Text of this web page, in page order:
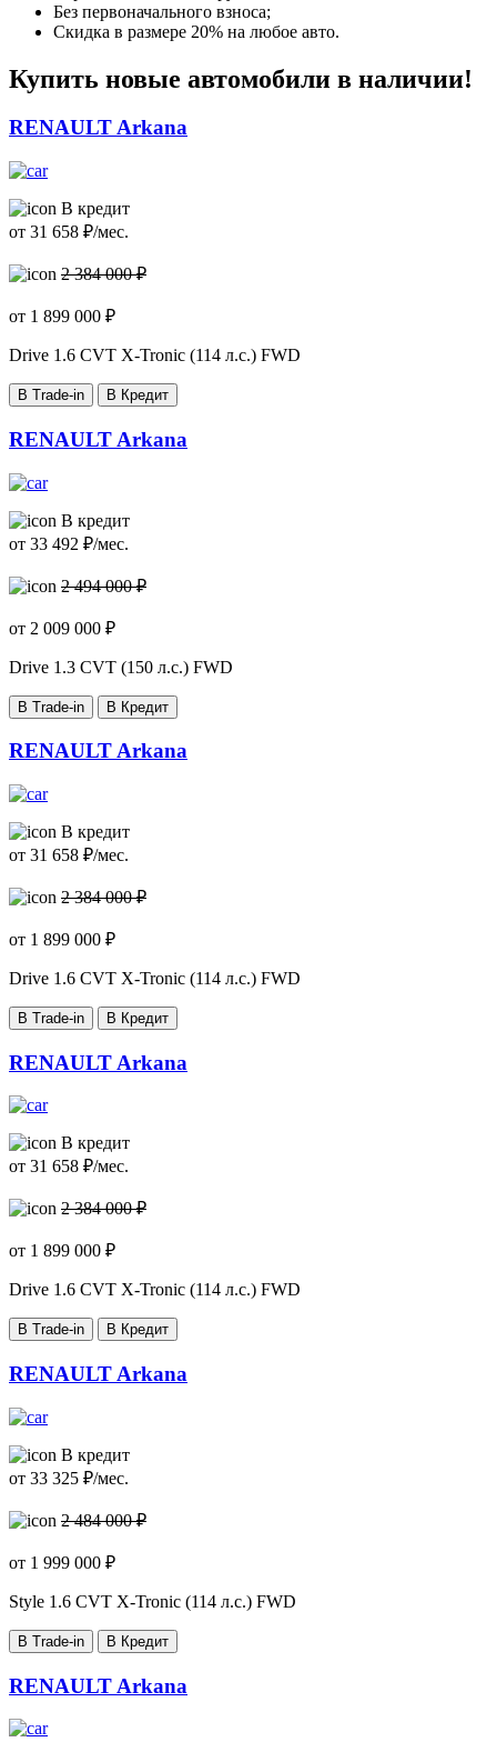
Без первоначального взноса;
Скидка в размере 20% на любое авто.
Купить новые автомобили в наличии!
RENAULT Arkana
В кредит
от 31 658 ₽/мес.
2 384 000 ₽
от 1 899 000 ₽
Drive 1.6 CVT X-Tronic (114 л.с.) FWD
В Trade-in В Кредит
RENAULT Arkana
В кредит
от 33 492 ₽/мес.
2 494 000 ₽
от 2 009 000 ₽
Drive 1.3 CVT (150 л.с.) FWD
В Trade-in В Кредит
RENAULT Arkana
В кредит
от 31 658 ₽/мес.
2 384 000 ₽
от 1 899 000 ₽
Drive 1.6 CVT X-Tronic (114 л.с.) FWD
В Trade-in В Кредит
RENAULT Arkana
В кредит
от 31 658 ₽/мес.
2 384 000 ₽
от 1 899 000 ₽
Drive 1.6 CVT X-Tronic (114 л.с.) FWD
В Trade-in В Кредит
RENAULT Arkana
В кредит
от 33 325 ₽/мес.
2 484 000 ₽
от 1 999 000 ₽
Style 1.6 CVT X-Tronic (114 л.с.) FWD
В Trade-in В Кредит
RENAULT Arkana